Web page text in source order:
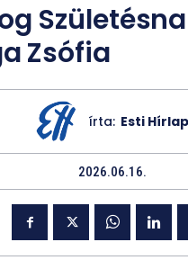
Zsófia
írta: Esti Hírlap
2026.06.16.